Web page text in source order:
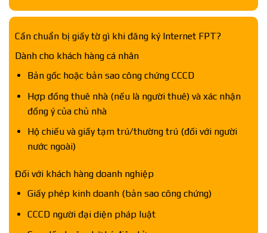
Cần chuẩn bị giấy tờ gì khi đăng ký Internet FPT?
Dành cho khách hàng cá nhân
Bản gốc hoặc bản sao công chứng CCCD
Hợp đồng thuê nhà (nếu là người thuê) và xác nhận
đồng ý của chủ nhà
Hộ chiếu và giấy tạm trú/thường trú (đối với người
nước ngoài)
Đối với khách hàng doanh nghiệp
Giấy phép kinh doanh (bản sao công chứng)
CCCD người đại diện pháp luật